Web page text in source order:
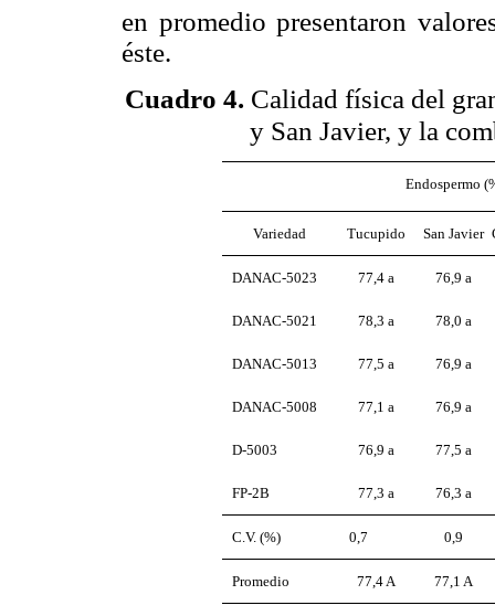
en promedio presentaron
éste.
Cuadro 4. Calidad física del
y San Javier, y la
Endospermo
Variedad Tucupido San Javier
DANAC-5023 77,4 a 76,9 a
DANAC-5021 78,3 a 78,0 a
DANAC-5013 77,5 a 76,9 a
DANAC-5008 77,1 a 76,9 a
D-5003 76,9 a 77,5 a
FP-2B 77,3 a 76,3 a
C.V. (%) 0,7 0,9
Promedio 77,4 A 77,1 A